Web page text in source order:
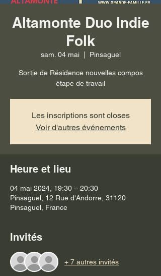
Altamonte Duo Indie
Folk
sam. 04 mai
  |
Pinsaguel
Sortie de Résidence nouvelles compos
étape de travail
Les inscriptions sont closes
Voir d'autres événements
Heure et lieu
04 mai 2024, 19:30 – 20:30
Pinsaguel, 12 Rue d'Andorre, 31120
Pinsaguel, France
Invités
+ 7 autres invités